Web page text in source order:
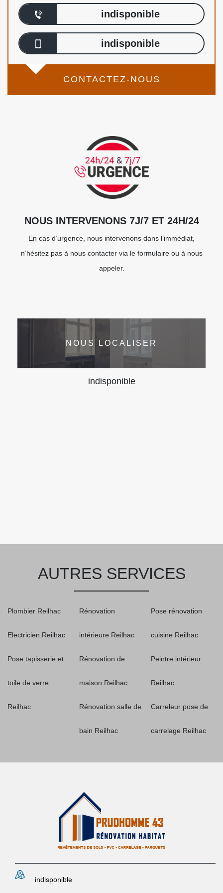
indisponible
indisponible
CONTACTEZ-NOUS
NOUS INTERVENONS 7J/7 ET 24H/24
En cas d’urgence, nous intervenons dans l’immédiat,
n’hésitez pas à nous contacter via le formulaire ou à nous
appeler.
NOUS LOCALISER
indisponible
AUTRES SERVICES
Plombier Reilhac
Electricien Reilhac
Pose tapisserie et
toile de verre
Reilhac
Rénovation
intérieure Reilhac
Rénovation de
maison Reilhac
Rénovation salle de
bain Reilhac
Pose rénovation
cuisine Reilhac
Peintre intérieur
Reilhac
Carreleur pose de
carrelage Reilhac
indisponible